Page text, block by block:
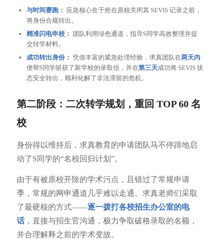
与时间赛跑： 应急核心在于抢在原校关闭其 SEVIS 记录之前，
将身份合规转出。
精准闪电申校： 团队利用绿色通道，指导S同学高效整理并提
交转学材料。
成功转出身份： 凭借丰富的紧急处理经验，求真团队在两天内
便帮S同学斩获了新学校的录取信，并在第三天成功将 SEVIS 状
态安全转出，顺利化解了非法滞留的危机。
第二阶段：二次转学规划，重回 TOP 60 名
校
身份得以维持后，求真教育的申请团队马不停蹄地启
动了S同学的“名校回归计划”。
由于有被原校开除的学术污点，且错过了常规申请
季，常规的网申通道几乎难以走通。求真老师们采取
了最硬核的方式——逐一拨打各校招生办公室的电
话，直接与招生官沟通，极力争取破格录取的名额，
并合理解释之前的学术变故。